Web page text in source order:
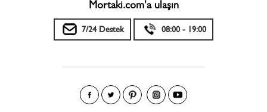
Mortaki.com'a ulaşın
7/24 Destek 08:00 - 19:00